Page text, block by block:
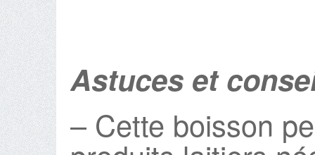
Astuces et
– Cette boisson